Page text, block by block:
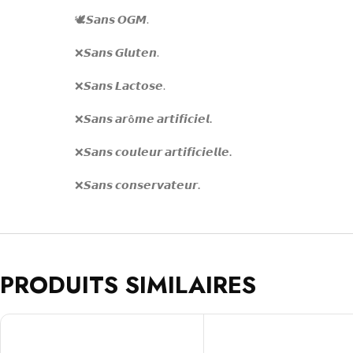
🕊𝙎𝙖𝙣𝙨 𝙊𝙂𝙈.
❌𝙎𝙖𝙣𝙨 𝙂𝙡𝙪𝙩𝙚𝙣.
❌𝙎𝙖𝙣𝙨 𝙇𝙖𝙘𝙩𝙤𝙨𝙚.
❌𝙎𝙖𝙣𝙨 𝙖𝙧ô𝙢𝙚 𝙖𝙧𝙩𝙞𝙛𝙞𝙘𝙞𝙚𝙡.
❌𝙎𝙖𝙣𝙨𝙘𝙤𝙪𝙡𝙚𝙪𝙧 𝙖𝙧𝙩𝙞𝙛𝙞𝙘𝙞𝙚𝙡𝙡𝙚.
❌𝙎𝙖𝙣𝙨 𝙘𝙤𝙣𝙨𝙚𝙧𝙫𝙖𝙩𝙚𝙪𝙧.
PRODUITS SIMILAIRES